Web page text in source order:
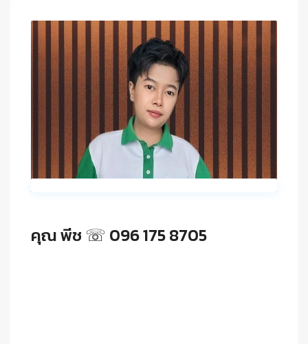
คุณ พีช ☏ 096 175 8705